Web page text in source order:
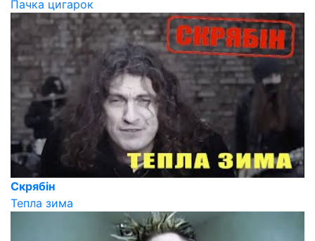
Пачка цигарок
Скрябін
Тепла зима